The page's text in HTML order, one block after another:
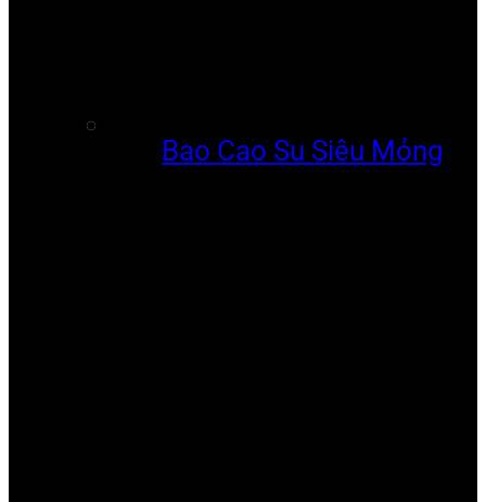
Bao Cao Su Siêu Mỏng